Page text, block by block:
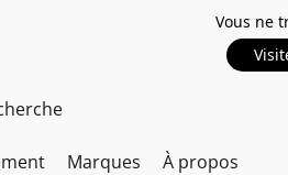
Vous ne
Marques À propos